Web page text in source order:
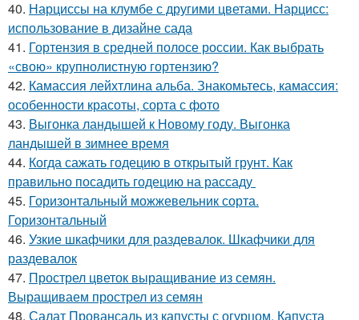
40. Нарциссы на клумбе с другими цветами. Нарцисс:
использование в дизайне сада
41. Гортензия в средней полосе россии. Как выбрать
«свою» крупнолистную гортензию?
42. Камассия лейхтлина альба. Знакомьтесь, камассия:
особенности красоты, сорта с фото
43. Выгонка ландышей к Новому году. Выгонка
ландышей в зимнее время
44. Когда сажать годецию в открытый грунт. Как
правильно посадить годецию на рассаду
45. Горизонтальный можжевельник сорта.
Горизонтальный
46. Узкие шкафчики для раздевалок. Шкафчики для
раздевалок
47. Прострел цветок выращивание из семян.
Выращиваем прострел из семян
48. Салат Провансаль из капусты с огурцом. Капуста